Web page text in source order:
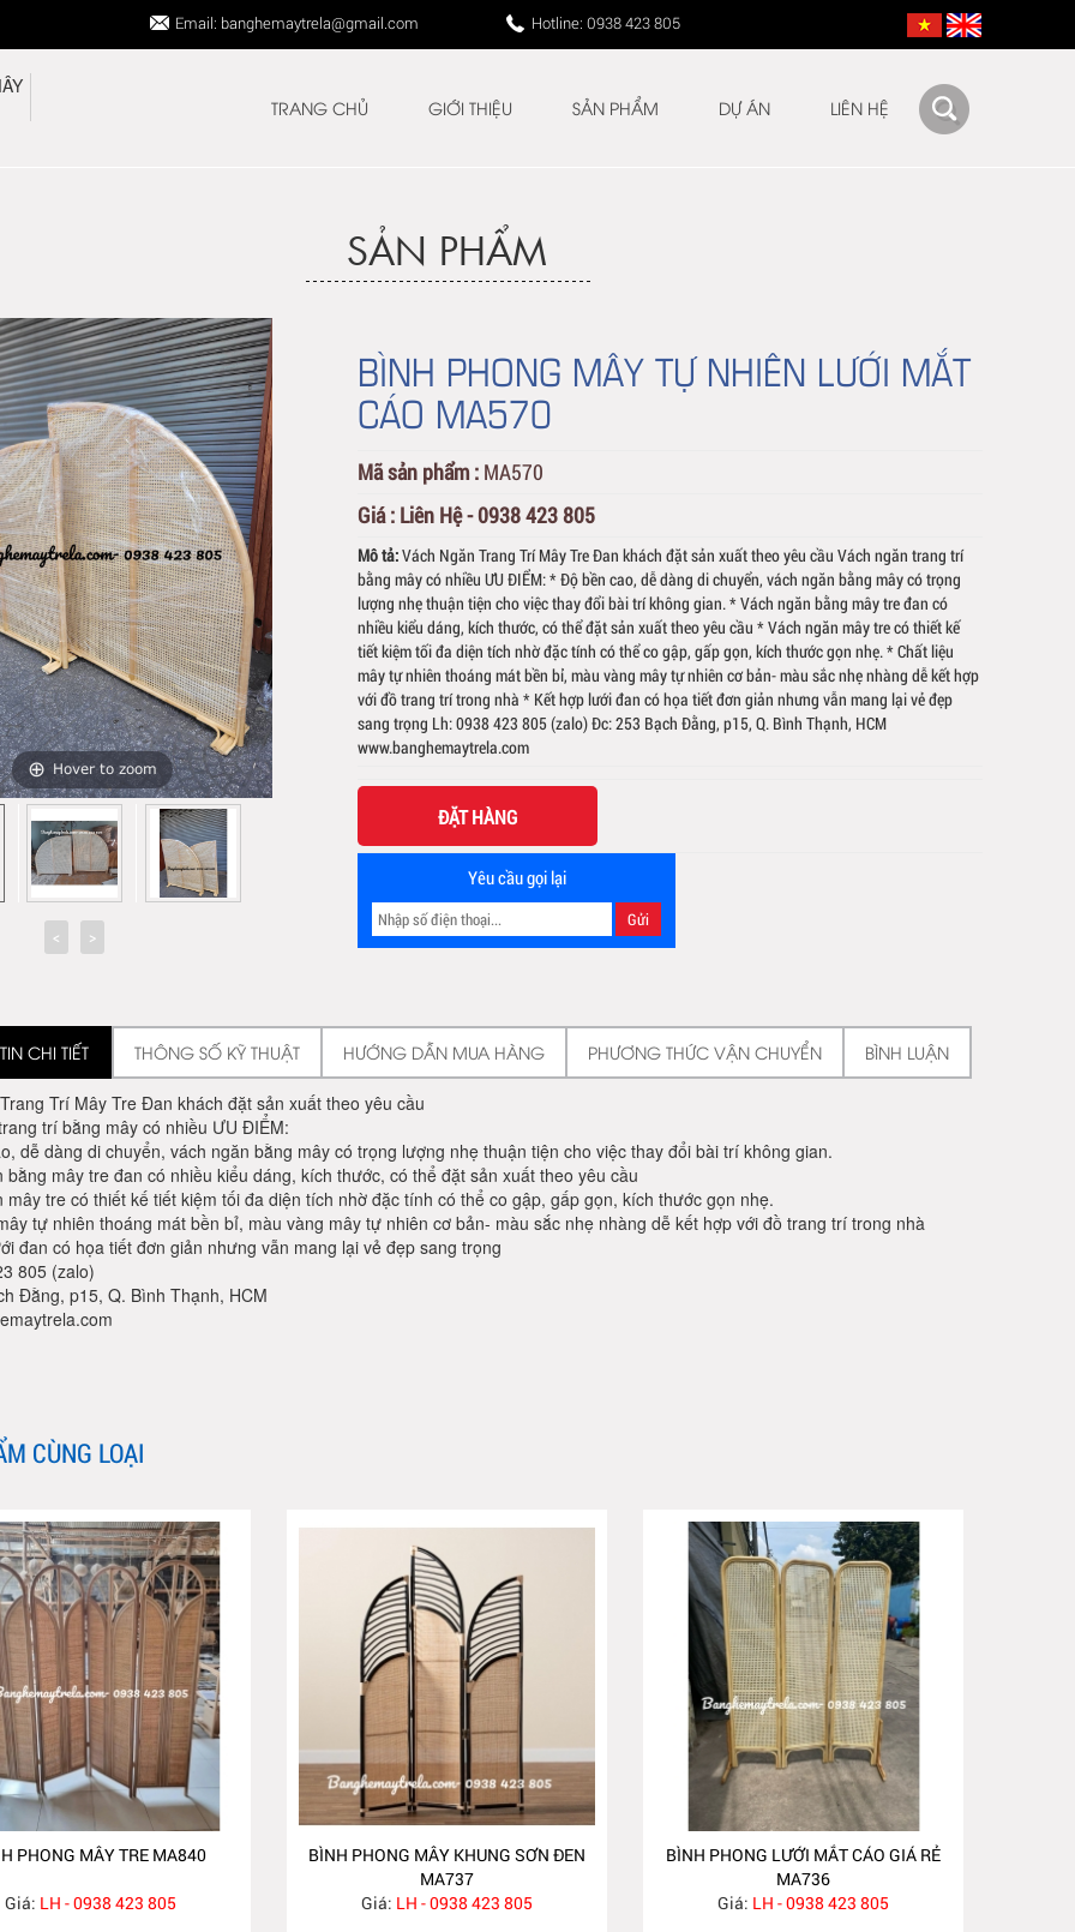
Email: banghemaytrela@gmail.com Hotline: 0938 423 805
TRANG CHỦ GIỚI THIỆU SẢN PHẨM DỰ ÁN LIÊN HỆ
SẢN PHẨM
Hover to zoom
BÌNH PHONG MÂY TỰ NHIÊN LƯỚI MẮT
CÁO MA570
Mã sản phẩm : MA570
Giá : Liên Hệ - 0938 423 805
Mô tả:Vách Ngăn Trang Trí Mây Tre Đan khách đặt sản xuất theo yêu cầu Vách ngăn trang trí
bằng mây có nhiều ƯU ĐIỂM: * Độ bền cao, dễ dàng di chuyển, vách ngăn bằng mây có trọng
lượng nhẹ thuận tiện cho việc thay đổi bài trí không gian. * Vách ngăn bằng mây tre đan có
nhiều kiểu dáng, kích thước, có thể đặt sản xuất theo yêu cầu * Vách ngăn mây tre có thiết kế
tiết kiệm tối đa diện tích nhờ đặc tính có thể co gập, gấp gọn, kích thước gọn nhẹ. * Chất liệu
mây tự nhiên thoáng mát bền bỉ, màu vàng mây tự nhiên cơ bản- màu sắc nhẹ nhàng dễ kết hợp
với đồ trang trí trong nhà * Kết hợp lưới đan có họa tiết đơn giản nhưng vẫn mang lại vẻ đẹp
sang trọng Lh: 0938 423 805 (zalo) Đc: 253 Bạch Đằng, p15, Q. Bình Thạnh, HCM
www.banghemaytrela.com
ĐẶT HÀNG
Yêu cầu gọi lại
CHI TIẾT THÔNG SỐ KỸ THUẬT HƯỚNG DẪN MUA HÀNG PHƯƠNG THỨC VẬN CHUYỂN BÌNH LUẬN
Trí Mây Tre Đan khách đặt sản xuất theo yêu cầu
trí bằng mây có nhiều ƯU ĐIỂM:
dễ dàng di chuyển, vách ngăn bằng mây có trọng lượng nhẹ thuận tiện cho việc thay đổi bài trí không gian.
bằng mây tre đan có nhiều kiểu dáng, kích thước, có thể đặt sản xuất theo yêu cầu
mây tre có thiết kế tiết kiệm tối đa diện tích nhờ đặc tính có thể co gập, gấp gọn, kích thước gọn nhẹ.
tự nhiên thoáng mát bền bỉ, màu vàng mây tự nhiên cơ bản- màu sắc nhẹ nhàng dễ kết hợp với đồ trang trí trong nhà
đan có họa tiết đơn giản nhưng vẫn mang lại vẻ đẹp sang trọng
805 (zalo)
Đằng, p15, Q. Bình Thạnh, HCM
CÙNG LOẠI
PHONG MÂY TRE MA840
Giá: LH - 0938 423 805
BÌNH PHONG MÂY KHUNG SƠN ĐEN
MA737
Giá: LH - 0938 423 805
BÌNH PHONG LƯỚI MẮT CÁO GIÁ RẺ
MA736
Giá: LH - 0938 423 805